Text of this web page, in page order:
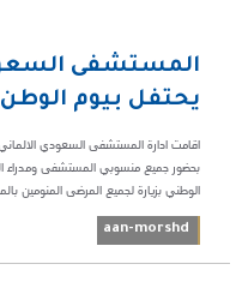
المستشفى
يحتفل بيوم الوطن
بحضور جميع منسوبي المستشفى ومدراء
الوطني بزيارة لجميع المرضى المنومين
aan-morshd